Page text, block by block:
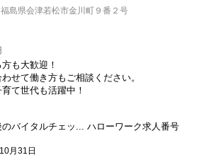
島県会津若松市金川町９番２号
も大歓迎！
せて働き方もご相談ください。
て世代も活躍中！
のバイタルチェッ... ハローワーク求人番号
月31日